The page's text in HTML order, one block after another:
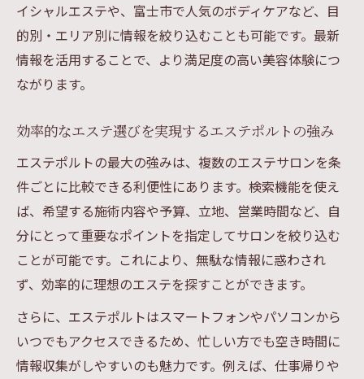
イシャルエステや、富士市で人気のボディケアなど、目
的別・エリア別に情報を絞り込むことも可能です。最新
情報を活用することで、より満足度の高い美容体験につ
ながります。
効率的なエステ選びを実現するエステポルトの強み
エステポルトの最大の強みは、複数のエステサロンを条
件ごとに比較できる利便性にあります。検索機能を使え
ば、希望する施術内容や予算、立地、営業時間など、自
分にとって重要なポイントを指定してサロンを絞り込む
ことが可能です。これにより、無駄な情報に惑わされ
ず、効率的に理想のエステを探すことができます。
さらに、エステポルトはスマートフォンやパソコンから
いつでもアクセスできるため、忙しい方でも空き時間に
情報収集がしやすいのも魅力です。例えば、仕事帰りや